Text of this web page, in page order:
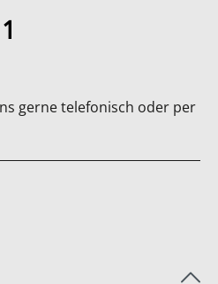
gerne telefonisch oder per